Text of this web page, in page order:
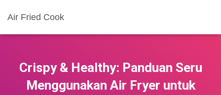
Air Fried Cook
Crispy & Healthy: Panduan Seru
Menggunakan Air Fryer untuk